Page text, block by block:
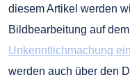
diesem Artikel werden
Bildbearbeitung auf
Unkenntlichmachung
werden auch über den